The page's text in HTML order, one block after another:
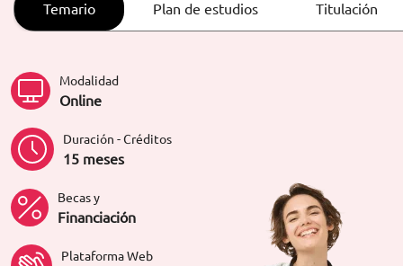
Temario Plan de estudios Titulación
Modalidad
Online
Duración - Créditos
15 meses
Becas y
Financiación
Plataforma Web